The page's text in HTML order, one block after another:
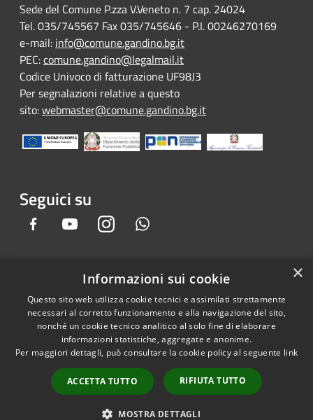
Sede del Comune P.zza V.Veneto n. 7 cap. 24024
Tel. 035/745567 Fax 035/745646 - P.I. 00246270169
e-mail: info@comune.gandino.bg.it
PEC:comune.gandino@legalmail.it
Codice Univoco di fatturazione UF98J3
Per segnalazioni relative a questo
sito:webmaster@comune.gandino.bg.it
Seguici su
Facebook YoutubeInstagram
Accessibilità
Privacy
Mappa del sito
Dichiarazione e Feedback
accessibilità sito e app
Gandino • Powered by
Municipium•Accesso
redazione
×
Informazioni sui cookie
Questo sito web utilizza cookie tecnici e assimilati strettamente
necessari al corretto funzionamento e alla navigazione del sito,
nonché un cookie tecnico analitico al solo fine di elaborare
informazioni statistiche, aggregate e anonime.
Per maggiori dettagli, può consultare la cookie policy al seguente link
ACCETTA TUTTO RIFIUTA TUTTO
MOSTRA DETTAGLI